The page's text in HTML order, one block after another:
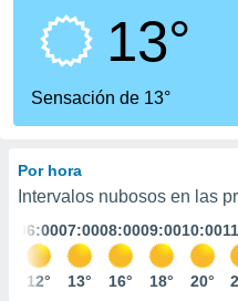
que se
calidad.
a este
las
y
forma
digital
basada
13°
Sensación de 13°
Por hora
Intervalos nubosos en las
06:00
12°
07:00
13°
08:00
16°
09:00
18°
10:00
20°